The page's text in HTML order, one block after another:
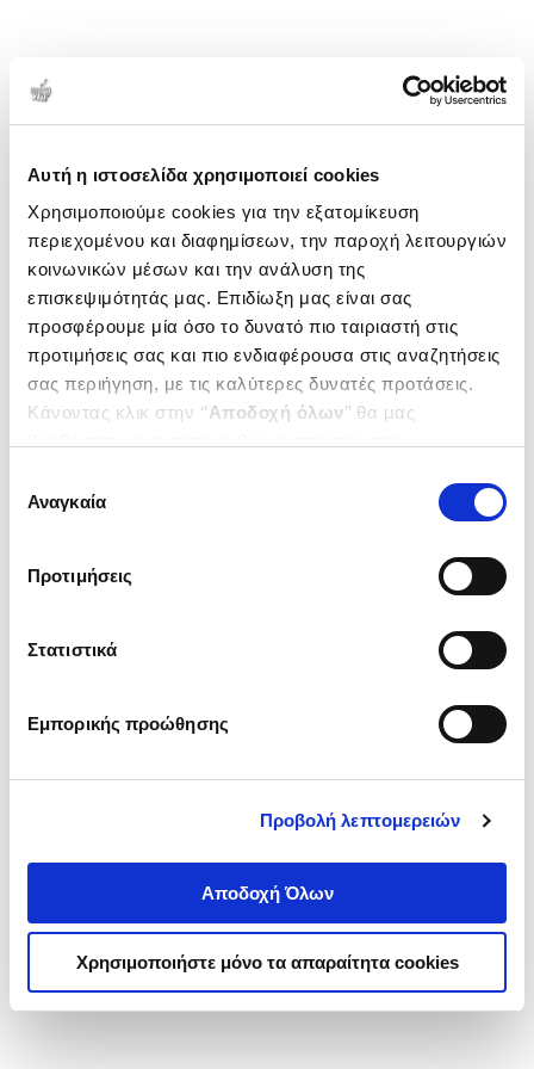
Αυτή η ιστοσελίδα χρησιμοποιεί cookies
Χρησιμοποιούμε cookies για την εξατομίκευση
περιεχομένου και διαφημίσεων, την παροχή λειτουργιών
κοινωνικών μέσων και την ανάλυση της
επισκεψιμότητάς μας. Επιδίωξη μας είναι σας
προσφέρουμε μία όσο το δυνατό πιο ταιριαστή στις
προτιμήσεις σας και πιο ενδιαφέρουσα στις αναζητήσεις
σας περιήγηση, με τις καλύτερες δυνατές προτάσεις.
Κάνοντας κλικ στην ‘’Αποδοχή όλων’’ θα μας
ενδιαφέρουν και να επιλέξετε από τα παρακάτω με την
΄΄και να ενημερωθείτε σχετικά με
συγκατάθεσης
Αναγκαία
Προτιμήσεις
Στατιστικά
Εμπορικής προώθησης
Προβολή λεπτομερειών
Αποδοχή Όλων
Χρησιμοποιήστε μόνο τα απαραίτητα cookies